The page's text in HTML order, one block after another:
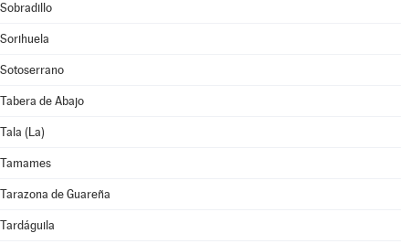
Sobradillo
Sorihuela
Sotoserrano
Tabera de Abajo
Tala (La)
Tamames
Tarazona de Guareña
Tardáguila